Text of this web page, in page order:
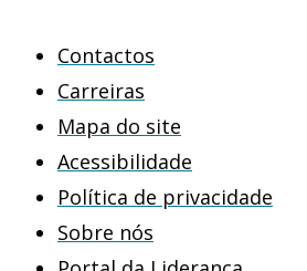
Contactos
Carreiras
Mapa do site
Acessibilidade
Política de privacidade
Sobre nós